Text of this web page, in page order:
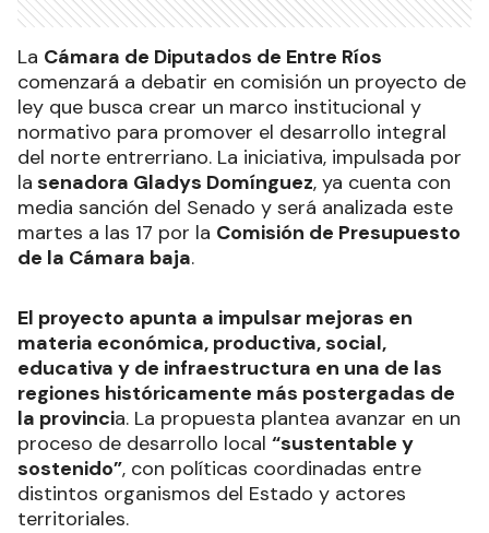
La Cámara de Diputados de Entre Ríos
comenzará a debatir en comisión un proyecto de
ley que busca crear un marco institucional y
normativo para promover el desarrollo integral
del norte entrerriano. La iniciativa, impulsada por
la senadora Gladys Domínguez, ya cuenta con
media sanción del Senado y será analizada este
martes a las 17 por la Comisión de Presupuesto
de la Cámara baja.
El proyecto apunta a impulsar mejoras en
materia económica, productiva, social,
educativa y de infraestructura en una de las
regiones históricamente más postergadas de
la provincia. La propuesta plantea avanzar en un
proceso de desarrollo local “sustentable y
sostenido”, con políticas coordinadas entre
distintos organismos del Estado y actores
territoriales.